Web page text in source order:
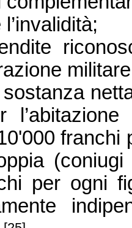
franchi
per ogni